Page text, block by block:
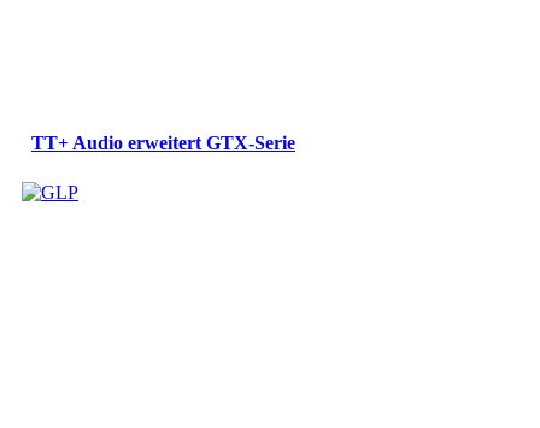
TT+ Audio erweitert GTX-Serie